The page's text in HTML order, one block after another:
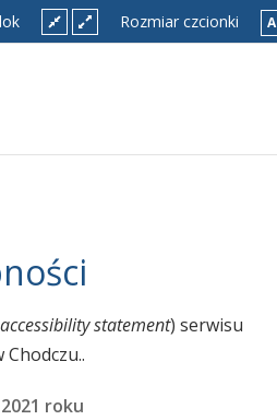
Rozmiar czcionki
accessibility statement) serwisu
roku